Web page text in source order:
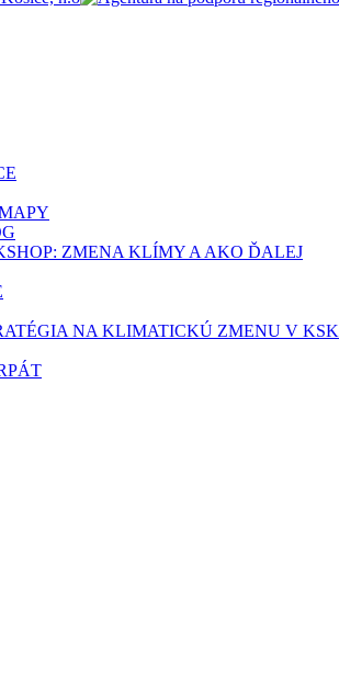
ZMENA KLÍMY A AKO ĎALEJ
NA KLIMATICKÚ ZMENU V KSK